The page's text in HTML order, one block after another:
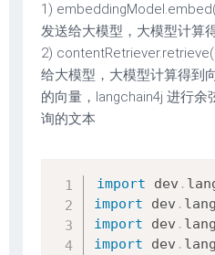
1)
发送给大模型，大模型计算
2)
给大模型，大模型计算得到
的向量，langchain4j 进行余
询的文本
import dev .
import
dev .
import
dev .
import
dev .